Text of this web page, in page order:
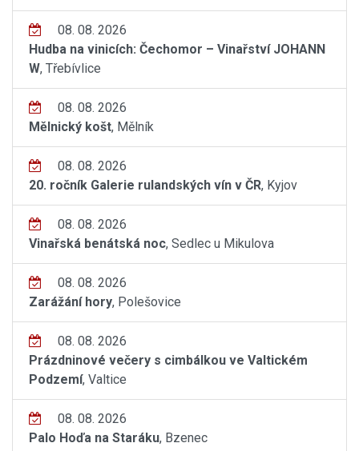
08. 08. 2026
Hudba na vinicích: Čechomor – Vinařství JOHANN
W, Třebívlice
08. 08. 2026
Mělnický košt, Mělník
08. 08. 2026
20. ročník Galerie rulandských vín v ČR, Kyjov
08. 08. 2026
Vinařská benátská noc, Sedlec u Mikulova
08. 08. 2026
Zarážání hory, Polešovice
08. 08. 2026
Prázdninové večery s cimbálkou ve Valtickém
Podzemí, Valtice
08. 08. 2026
Palo Hoďa na Staráku, Bzenec